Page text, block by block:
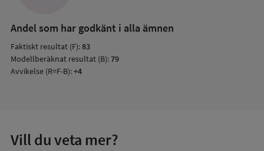
Andel som har godkänt i alla ämnen
Faktiskt resultat (F):83
Modellberäknat resultat (B):79
Avvikelse (R=F-B):+4
Vill du veta mer?